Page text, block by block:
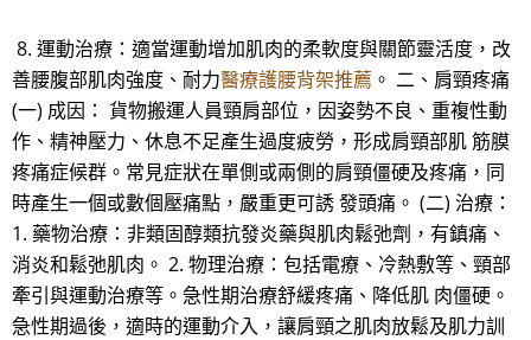
8. 運動治療：適當運動增加肌肉的柔軟度與關節靈活度，改
善腰腹部肌肉強度、耐力醫療護腰背架推薦 。 二、肩頸疼痛
(一) 成因： 貨物搬運人員頸肩部位，因姿勢不良、重複性動
作、精神壓力、休息不足產生過度疲勞，形成肩頸部肌 筋膜
疼痛症候群。常見症狀在單側或兩側的肩頸僵硬及疼痛，同
時產生一個或數個壓痛點，嚴重更可誘 發頭痛。 (二) 治療：
1. 藥物治療：非類固醇類抗發炎藥與肌肉鬆弛劑，有鎮痛、
消炎和鬆弛肌肉。 2. 物理治療：包括電療、冷熱敷等、頸部
牽引與運動治療等。急性期治療舒緩疼痛、降低肌 肉僵硬。
急性期過後，適時的運動介入，讓肩頸之肌肉放鬆及肌力訓